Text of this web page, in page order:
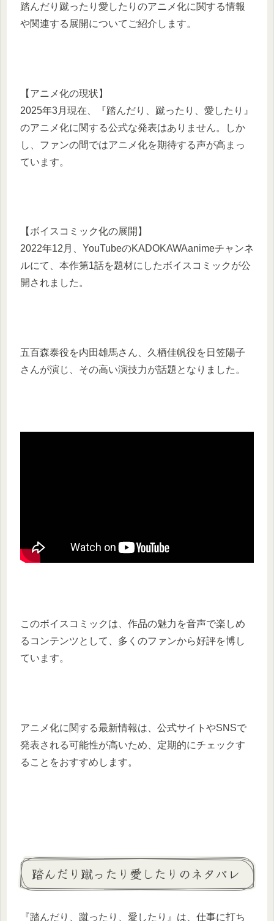
踏んだり蹴ったり愛したりのアニメ化に関する情報
や関連する展開についてご紹介します。​
【アニメ化の現状】
2025年3月現在、『踏んだり、蹴ったり、愛したり』
のアニメ化に関する公式な発表はありません。​しか
し、ファンの間ではアニメ化を期待する声が高まっ
ています。​
【ボイスコミック化の展開】
2022年12月、YouTubeのKADOKAWAanimeチャンネ
ルにて、本作第1話を題材にしたボイスコミックが公
開されました。
​五百森泰役を内田雄馬さん、久栖佳帆役を日笠陽子
さんが演じ、その高い演技力が話題となりました。 ​
このボイスコミックは、作品の魅力を音声で楽しめ
るコンテンツとして、多くのファンから好評を博し
ています。​
アニメ化に関する最新情報は、公式サイトやSNSで
発表される可能性が高いため、定期的にチェックす
ることをおすすめします。
踏んだり蹴ったり愛したりのネタバレ
『踏んだり、蹴ったり、愛したり』は、仕事に打ち